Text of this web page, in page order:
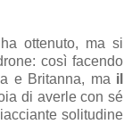
ottenuto, ma si
così facendo
e Britanna, ma il
di averle con sé
solitudine